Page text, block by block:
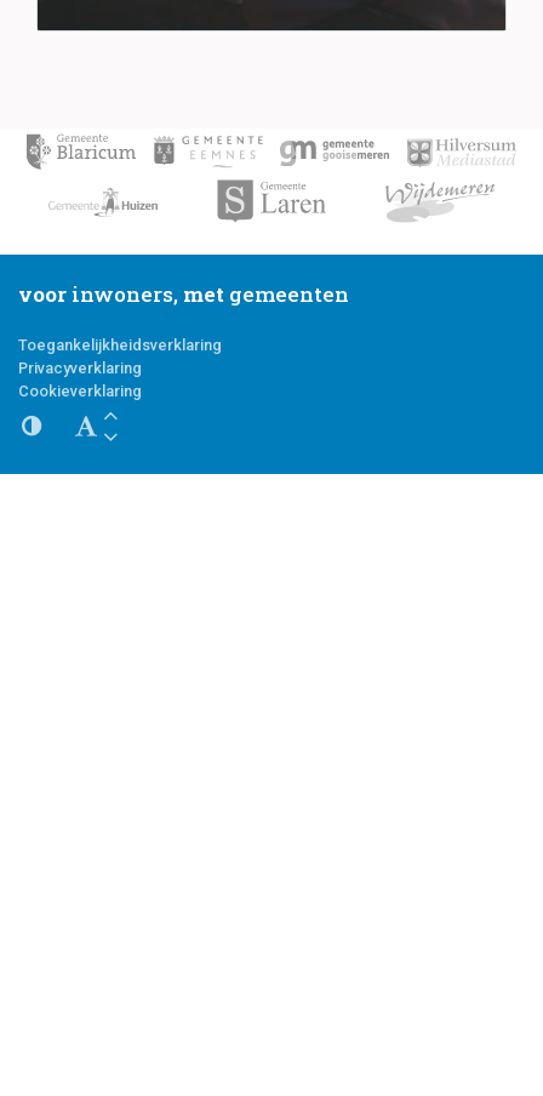
voor inwoners, met gemeenten
Toegankelijkheidsverklaring
Privacyverklaring
Cookieverklaring